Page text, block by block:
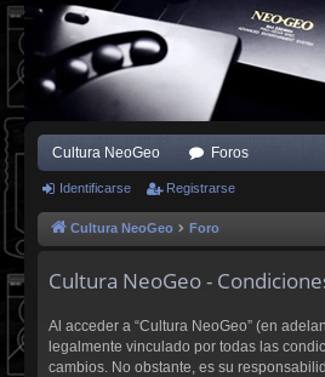
Cultura NeoGeo Foros
Identificarse Registrarse
Cultura NeoGeo Foro
Cultura NeoGeo -
Al acceder a “Cultura NeoGeo” (en
legalmente vinculado por todas las
cambios. No obstante, es su